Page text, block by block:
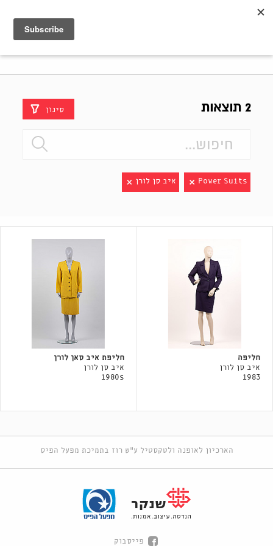
2 תוצאות סינון
Power Suits איב סן לורן
חליפה
איב סן לורן
1983
חליפת איב סאן לורן
איב סן לורן
1980s
הארכיון לאופנה ולטקסטיל ע"ש רוז בתמיכת מפעל הפיס
פייסבוק